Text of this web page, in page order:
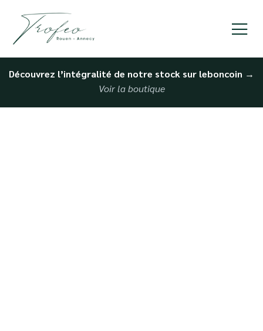
Découvrez l’intégralité de notre stock sur leboncoin →
Voir la boutique